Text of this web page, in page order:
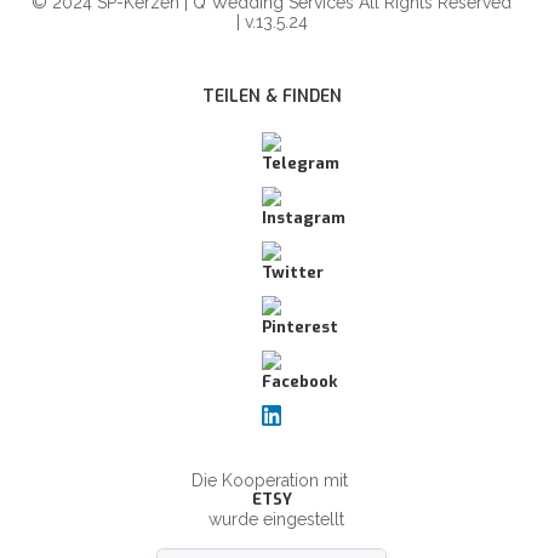
| v.13.5.24
TEILEN & FINDEN
Die Kooperation mit
ETSY
wurde eingestellt